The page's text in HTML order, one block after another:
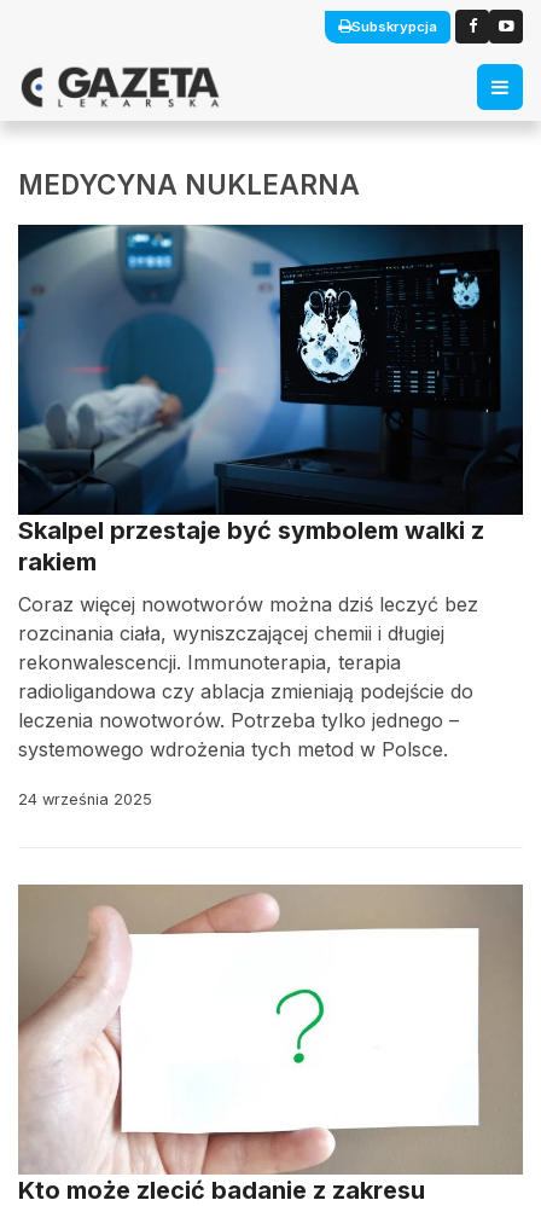
Subskrypcja
MEDYCYNA NUKLEARNA
Skalpel przestaje być symbolem walki z
rakiem
Coraz więcej nowotworów można dziś leczyć bez
rozcinania ciała, wyniszczającej chemii i długiej
rekonwalescencji. Immunoterapia, terapia
radioligandowa czy ablacja zmieniają podejście do
leczenia nowotworów. Potrzeba tylko jednego –
systemowego wdrożenia tych metod w Polsce.
24 września 2025
Kto może zlecić badanie z zakresu